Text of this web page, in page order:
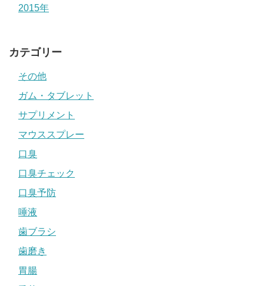
2015年
カテゴリー
その他
ガム・タブレット
サプリメント
マウススプレー
口臭
口臭チェック
口臭予防
唾液
歯ブラシ
歯磨き
胃腸